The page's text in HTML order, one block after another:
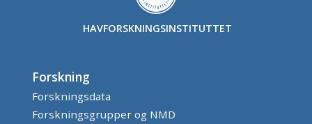
HAVFORSKNINGSINSTITUTTET
Forskning
Forskningsdata
Forskningsgrupper og NMD